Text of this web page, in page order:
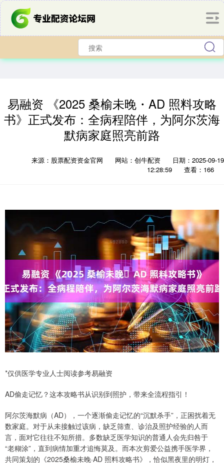
易融资 《2025 桑榆未晚・AD 照料攻略
书》正式发布：全病程陪伴，为阿尔茨海
默病家庭照亮前路
来源：股票配资资金官网 网站：创牛配资
日期：2025-09-19
12:28:59
查看：166
*仅供医学专业人士阅读参考易融资
AD偷走记忆？这本攻略书从识别到照护，带来全流程指引！
阿尔茨海默病（AD），一个逐渐偷走记忆的“沉默杀手”，正困扰着无
数家庭。对于从未接触过该病，缺乏筛查、诊治及照护经验的人而
言，面对它往往不知所措。多数缺乏医学知识的普通人会先归咎于
“老糊涂”，直到病情加重才追悔莫及。而本次剪爱公益携手医学界，
共同策划的《2025桑榆未晚·AD 照料攻略书》，恰似黑夜里的明灯，